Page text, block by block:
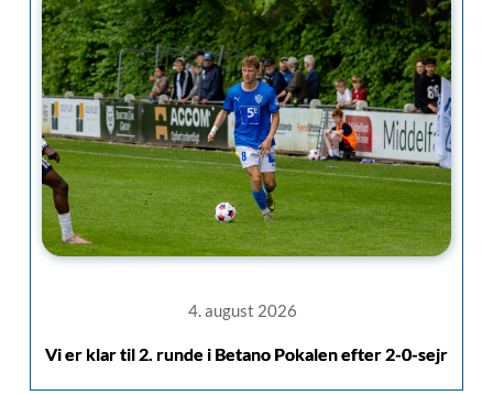
4. august 2026
Vi er klar til 2. runde i Betano Pokalen efter 2-0-sejr